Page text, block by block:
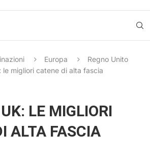
Europa
Regno Unito
le migliori catene di alta fascia
LE MIGLIORI
ALTA FASCIA